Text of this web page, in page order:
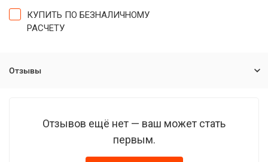
КУПИТЬ ПО БЕЗНАЛИЧНОМУ
РАСЧЕТУ
Отзывы
Отзывов ещё нет — ваш может стать
первым.